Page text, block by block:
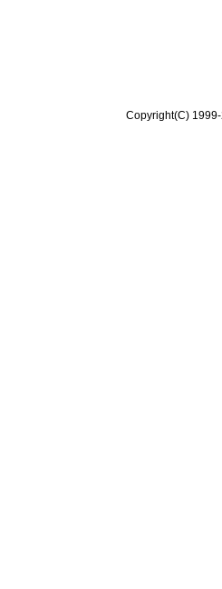
Copyright(C)